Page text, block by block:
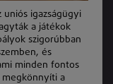
uniós igazságügyi
a játékok
szigorúbban
és
minden fontos
megkönnyíti a